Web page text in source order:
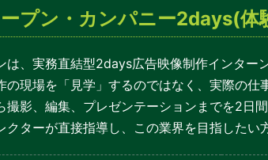
プン・カンパニー2days(体
は、実務直結型2days広告映像制作インター
の現場を「見学」するのではなく、実際の仕
撮影、編集、プレゼンテーションまでを2日
クターが直接指導し、この業界を目指したい